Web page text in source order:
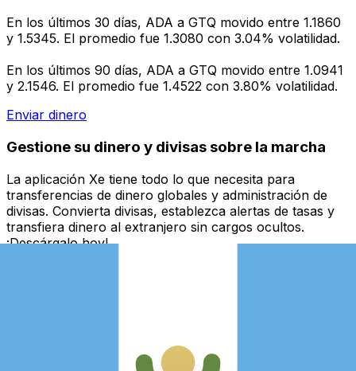
En los últimos 30 días, ADA a GTQ movido entre 1.1860
y 1.5345. El promedio fue 1.3080 con 3.04% volatilidad.
En los últimos 90 días, ADA a GTQ movido entre 1.0941
y 2.1546. El promedio fue 1.4522 con 3.80% volatilidad.
Enviar dinero
Gestione su dinero y divisas sobre la marcha
La aplicación Xe tiene todo lo que necesita para
transferencias de dinero globales y administración de
divisas. Convierta divisas, establezca alertas de tasas y
transfiera dinero al extranjero sin cargos ocultos.
¡Descárgalo hoy!